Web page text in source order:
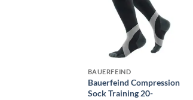
BAUERFEIND
Bauerfeind Compression
Sock Training 20-